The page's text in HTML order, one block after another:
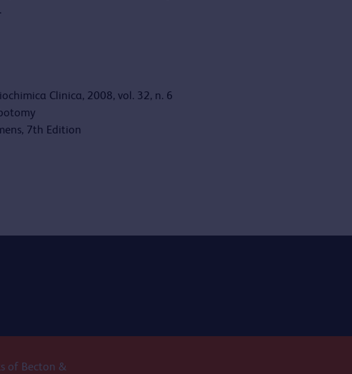
Clinica, 2008, vol. 32, n. 6
7th Edition
of Becton &